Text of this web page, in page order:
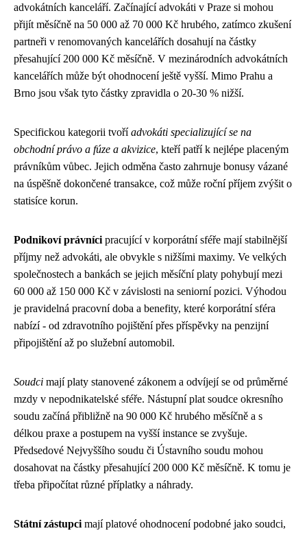
advokátních kanceláří. Začínající advokáti v Praze si mohou
přijít měsíčně na 50 000 až 70 000 Kč hrubého, zatímco zkušení
partneři v renomovaných kancelářích dosahují na částky
přesahující 200 000 Kč měsíčně. V mezinárodních advokátních
kancelářích může být ohodnocení ještě vyšší. Mimo Prahu a
Brno jsou však tyto částky zpravidla o 20-30 % nižší.
Specifickou kategorii tvoříadvokáti specializující se na
obchodní právo a fúze a akvizice, kteří patří k nejlépe placeným
právníkům vůbec. Jejich odměna často zahrnuje bonusy vázané
na úspěšně dokončené transakce, což může roční příjem zvýšit o
statisíce korun.
Podnikoví právníci pracující v korporátní sféře mají stabilnější
příjmy než advokáti, ale obvykle s nižšími maximy. Ve velkých
společnostech a bankách se jejich měsíční platy pohybují mezi
60 000 až 150 000 Kč v závislosti na seniorní pozici. Výhodou
je pravidelná pracovní doba a benefity, které korporátní sféra
nabízí - od zdravotního pojištění přes příspěvky na penzijní
připojištění až po služební automobil.
Soudci mají platy stanovené zákonem a odvíjejí se od průměrné
mzdy v nepodnikatelské sféře. Nástupní plat soudce okresního
soudu začíná přibližně na 90 000 Kč hrubého měsíčně a s
délkou praxe a postupem na vyšší instance se zvyšuje.
Předsedové Nejvyššího soudu či Ústavního soudu mohou
dosahovat na částky přesahující 200 000 Kč měsíčně. K tomu je
třeba připočítat různé příplatky a náhrady.
Státní zástupci mají platové ohodnocení podobné jako soudci,